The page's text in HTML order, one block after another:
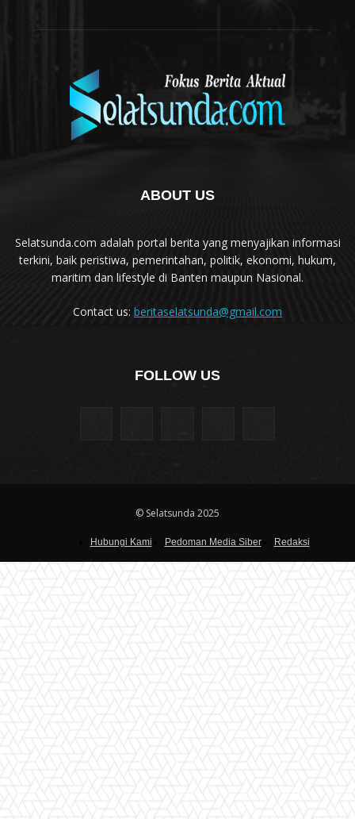
ABOUT US
Selatsunda.com adalah portal berita yang menyajikan informasi
terkini, baik peristiwa, pemerintahan, politik, ekonomi, hukum,
maritim dan lifestyle di Banten maupun Nasional.
Contact us: beritaselatsunda@gmail.com
FOLLOW US
© Selatsunda 2025
Hubungi Kami Pedoman Media Siber Redaksi